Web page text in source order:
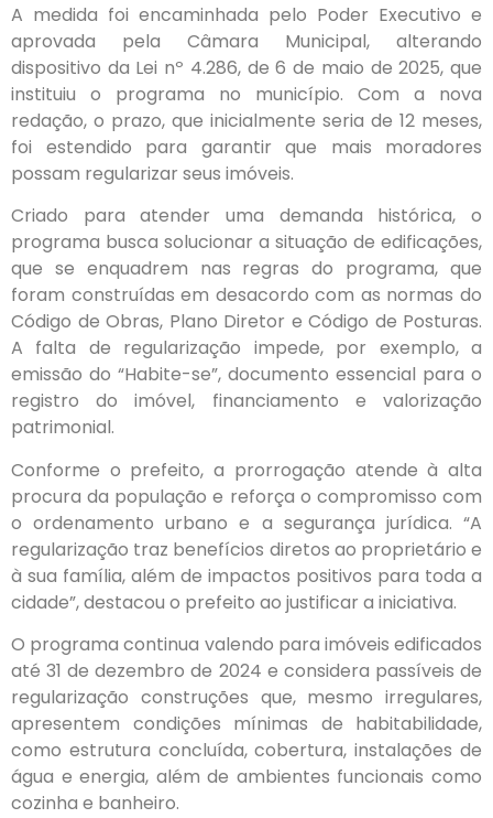
A medida foi encaminhada pelo Poder Executivo e
aprovada pela Câmara Municipal, alterando
dispositivo da Lei nº 4.286, de 6 de maio de 2025, que
instituiu o programa no município. Com a nova
redação, o prazo, que inicialmente seria de 12 meses,
foi estendido para garantir que mais moradores
possam regularizar seus imóveis.
Criado para atender uma demanda histórica, o
programa busca solucionar a situação de edificações,
que se enquadrem nas regras do programa, que
foram construídas em desacordo com as normas do
Código de Obras, Plano Diretor e Código de Posturas.
A falta de regularização impede, por exemplo, a
emissão do “Habite-se”, documento essencial para o
registro do imóvel, financiamento e valorização
patrimonial.
Conforme o prefeito, a prorrogação atende à alta
procura da população e reforça o compromisso com
o ordenamento urbano e a segurança jurídica. “A
regularização traz benefícios diretos ao proprietário e
à sua família, além de impactos positivos para toda a
cidade”, destacou o prefeito ao justificar a iniciativa.
O programa continua valendo para imóveis edificados
até 31 de dezembro de 2024 e considera passíveis de
regularização construções que, mesmo irregulares,
apresentem condições mínimas de habitabilidade,
como estrutura concluída, cobertura, instalações de
água e energia, além de ambientes funcionais como
cozinha e banheiro.